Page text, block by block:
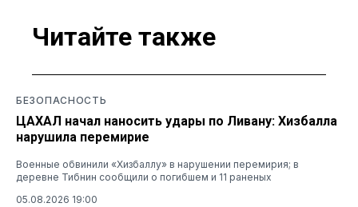
Читайте также
БЕЗОПАСНОСТЬ
ЦАХАЛ начал наносить удары по Ливану: Хизбалла
нарушила перемирие
Военные обвинили «Хизбаллу» в нарушении перемирия; в
деревне Тибнин сообщили о погибшем и 11 раненых
05.08.2026 19:00